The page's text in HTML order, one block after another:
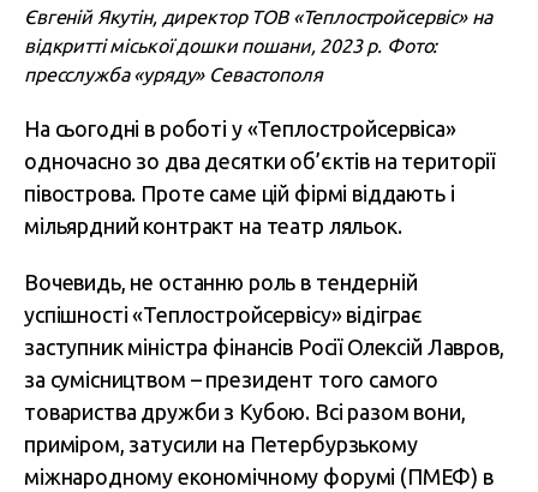
Євгеній Якутін, директор ТОВ «Теплостройсервіс» на
відкритті міської дошки пошани, 2023 р. Фото:
пресслужба «уряду» Севастополя
На сьогодні в роботі у «Теплостройсервіса»
одночасно зо два десятки об’єктів на території
півострова. Проте саме цій фірмі віддають і
мільярдний контракт на театр ляльок.
Вочевидь, не останню роль в тендерній
успішності «Теплостройсервісу» відіграє
заступник міністра фінансів Росії Олексій Лавров,
за сумісництвом – президент того самого
товариства дружби з Кубою. Всі разом вони,
приміром, затусили на Петербурзькому
міжнародному економічному форумі (ПМЕФ) в